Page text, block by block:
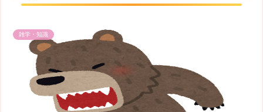
雑学・知識